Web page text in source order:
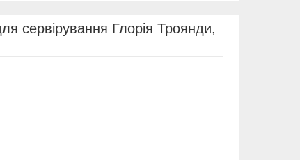
сервірування Глорія Троянди,